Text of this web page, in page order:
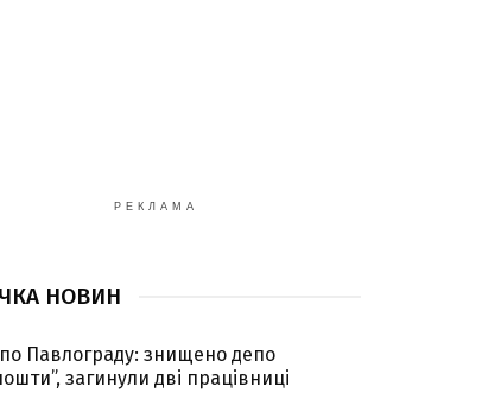
РЕКЛАМА
НОВИН
Павлограду: знищено депо
загинули дві працівниці